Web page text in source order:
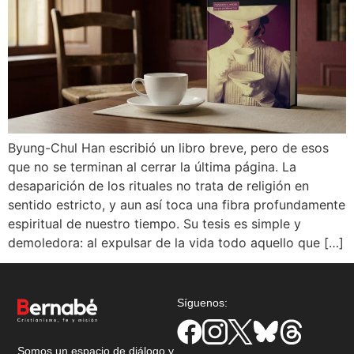
Byung-Chul Han escribió un libro breve, pero de esos
que no se terminan al cerrar la última página. La
desaparición de los rituales no trata de religión en
sentido estricto, y aun así toca una fibra profundamente
espiritual de nuestro tiempo. Su tesis es simple y
demoledora: al expulsar de la vida todo aquello que […]
Somos un espacio de diálogo y
Síguenos: